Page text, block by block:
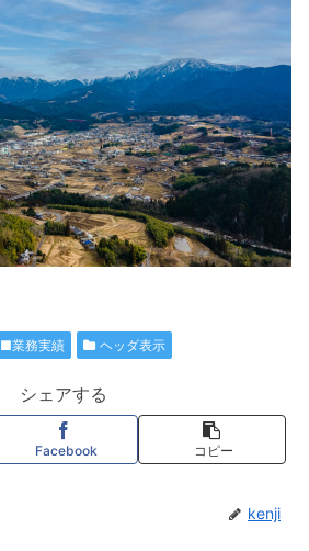
■業務実績 ヘッダ表示
シェアする
Facebook コピー
kenji